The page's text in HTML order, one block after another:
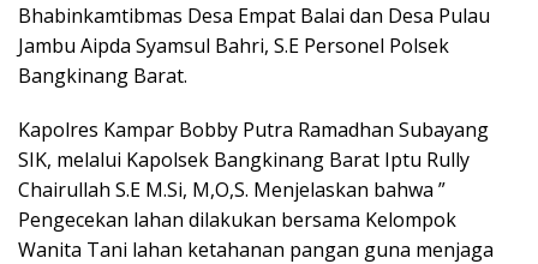
Bhabinkamtibmas Desa Empat Balai dan Desa Pulau
Jambu Aipda Syamsul Bahri, S.E Personel Polsek
Bangkinang Barat.
Kapolres Kampar Bobby Putra Ramadhan Subayang
SIK, melalui Kapolsek Bangkinang Barat Iptu Rully
Chairullah S.E M.Si, M,O,S. Menjelaskan bahwa ”
Pengecekan lahan dilakukan bersama Kelompok
Wanita Tani lahan ketahanan pangan guna menjaga